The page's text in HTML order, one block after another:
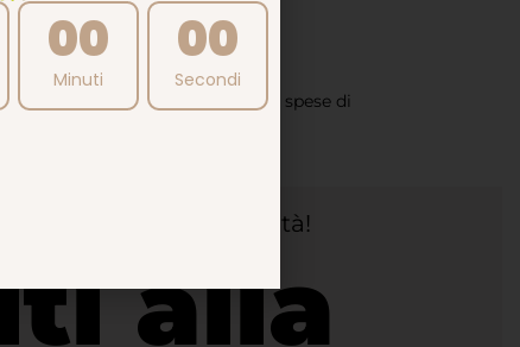
ecc.).
addebitando allo stesso le spese di
su tutte le novità!
alla
00
Minuti
00
Secondi